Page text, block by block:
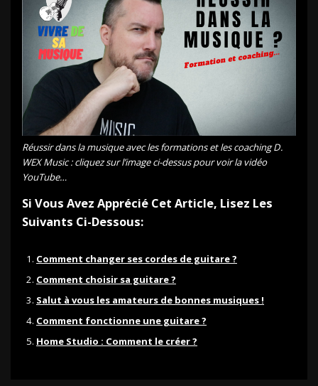
Réussir dans la musique avec les formations et les coaching D.
WEX Music : cliquez sur l’image ci-dessus pour voir la vidéo
YouTube…
Si Vous Avez Apprécié Cet Article, Lisez Les
Suivants Ci-Dessous:
Comment changer ses cordes de guitare ?
Comment choisir sa guitare ?
Salut à vous les amateurs de bonnes musiques !
Comment fonctionne une guitare ?
Home Studio : Comment le créer ?